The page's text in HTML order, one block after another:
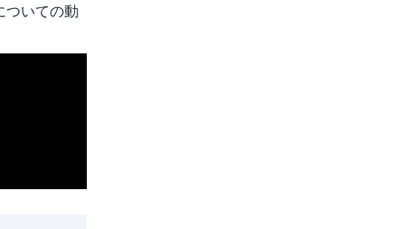
ついての動